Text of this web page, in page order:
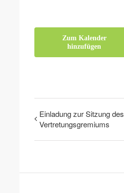
Zum Kalender
hinzufügen
Einladung zur Sitzung des
Vertretungsgremiums